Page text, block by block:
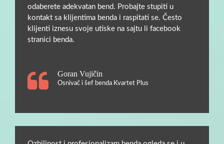
odaberete adekvatan bend. Probajte stupiti u
kontakt sa klijentima benda i raspitati se. Često
klijenti iznesu svoje utiske na sajtu li facebook
stranici benda.
Goran Vujičin
Osnivač i šef benda Kvartet Plus